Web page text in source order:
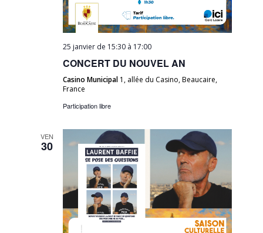
25 janvier de 15:30 à 17:00
CONCERT DU NOUVEL AN
Casino Municipal 1, allée du Casino, Beaucaire,
France
Participation libre
VEN
30